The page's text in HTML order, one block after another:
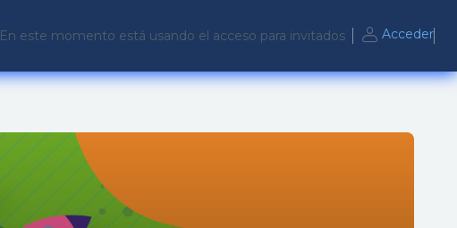
En este momento está usando el acceso para invitados Acceder